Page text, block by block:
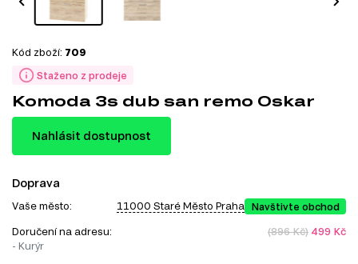
Staženo z prodeje
Kód zboží: 709
Komoda 3s dub san remo Oskar
Nahlásit dostupnost
Doprava
Vaše město: 11000 Staré Město Praha Navštivte obchod
Doručení na adresu:
- Kurýr
(896 Kč) 499 Kč